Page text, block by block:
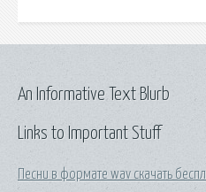
Links to Important Stuff
Песни в формате wav скачать
An Informative Text Blurb